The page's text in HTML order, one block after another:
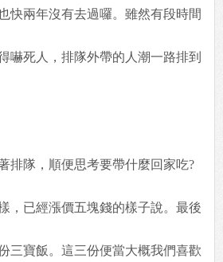
快兩年沒有去過囉。雖然有段時間
嚇死人，排隊外帶的人潮一路排到
排隊，順便思考要帶什麼回家吃?
，已經漲價五塊錢的樣子說。最後
三寶飯。這三份便當大概我們喜歡